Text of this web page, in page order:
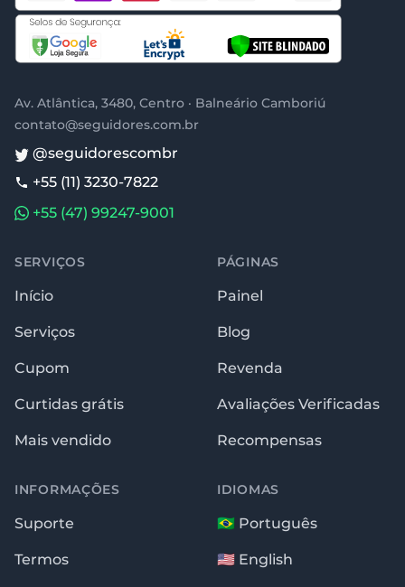
Av. Atlântica, 3480, Centro · Balneário Camboriú
contato@seguidores.com.br
@seguidorescombr
+55 (11) 3230-7822
+55 (47) 99247-9001
SERVIÇOS
Início
Serviços
Cupom
Curtidas grátis
Mais vendido
PÁGINAS
Painel
Blog
Revenda
Avaliações Verificadas
Recompensas
INFORMAÇÕES
Suporte
Termos
IDIOMAS
🇧🇷 Português
🇺🇸 English